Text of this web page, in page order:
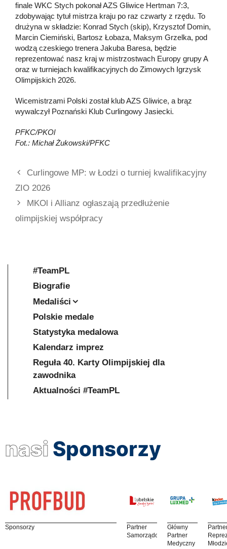
finale WKC Stych pokonał AZS Gliwice Hertman 7:3,
zdobywając tytuł mistrza kraju po raz czwarty z rzędu. To
drużyna w składzie: Konrad Stych (skip), Krzysztof Domin,
Marcin Ciemiński, Bartosz Łobaza, Maksym Grzelka, pod
wodzą czeskiego trenera Jakuba Baresa, będzie
reprezentować nasz kraj w mistrzostwach Europy grupy A
oraz w turniejach kwalifikacyjnych do Zimowych Igrzysk
Olimpijskich 2026.
Wicemistrzami Polski został klub AZS Gliwice, a brąz
wywalczył Poznański Klub Curlingowy Jasiecki.
PFKC/PKOl
Fot.: Michał Żukowski/PFKC
Curlingowe MP: w Łodzi o turniej kwalifikacyjny
ZIO 2026
MKOl i Allianz ogłaszają przedłużenie
olimpijskiej współpracy
#TeamPL
Biografie
Medaliści
Polskie medale
Statystyka medalowa
Kalendarz imprez
Reguła 40. Karty Olimpijskiej dla
zawodnika
Aktualności #TeamPL
nasi Sponsorzy
Sponsorzy
Partner
Samorządowy
Główny
Partner
Medyczny